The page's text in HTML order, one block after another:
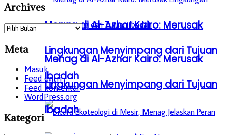
Menag di Al-Azhar Kairo: Merusak
Lingkungan Menyimpang dari Tujuan
Ibadah
Menag di Al-Azhar Kairo: Merusak
Lingkungan Menyimpang dari Tujuan
Ibadah
Archives
Archives
Meta
Masuk
Feed entri
Feed komentar
WordPress.org
Kategori